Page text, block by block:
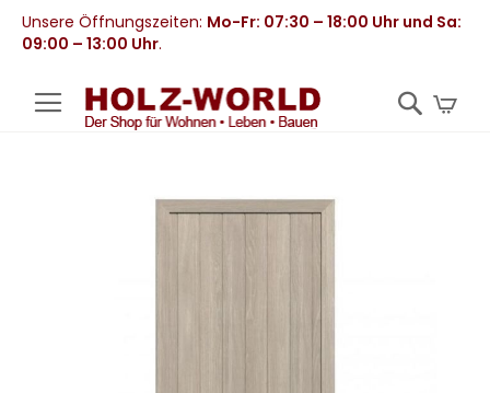
Unsere Öffnungszeiten: Mo-Fr: 07:30 – 18:00 Uhr und Sa:
09:00 – 13:00 Uhr.